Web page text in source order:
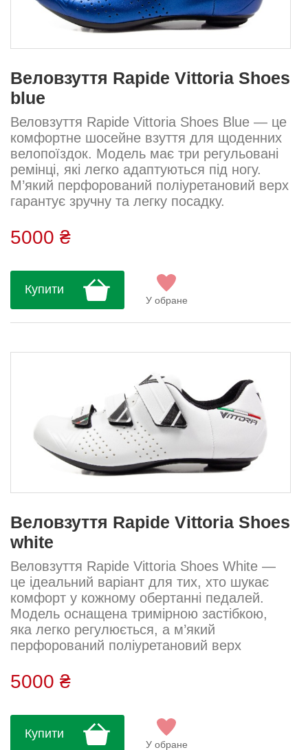
Веловзуття Rapide Vittoria Shoes
blue
Веловзуття Rapide Vittoria Shoes Blue — це
комфортне шосейне взуття для щоденних
велопоїздок. Модель має три регульовані
ремінці, які легко адаптуються під ногу.
М’який перфорований поліуретановий верх
гарантує зручну та легку посадку.
жорсткість і невелику вагу. Устілка EFC
додає анатомічну підтримку під час
ремінці Підошва: нейлон Верх:
перфорований поліуретан Вага: 258 г
Розміри: 36, 37, 38, 38,5, 39, 39,5, 40, ...
5000 ₴
Купити
У обране
Веловзуття Rapide Vittoria Shoes
white
Веловзуття Rapide Vittoria Shoes White —
це ідеальний варіант для тих, хто шукає
комфорт у кожному обертанні педалей.
Модель оснащена тримірною застібкою,
яка легко регулюється, а м’який
перфорований поліуретановий верх
під час тривалих поїздок. Нейлонова
підошва має помірну жорсткість і не
анатомічна устілка EFC. Система закриття:
три ремінці Підошва: нейлон Верх:
5000 ₴
Купити
У обране